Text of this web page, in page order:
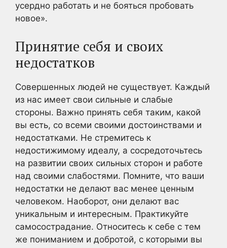
усердно работать и не бояться пробовать
новое».
Принятие себя и своих
недостатков
Совершенных людей не существует. Каждый
из нас имеет свои сильные и слабые
стороны. Важно принять себя таким, какой
вы есть, со всеми своими достоинствами и
недостатками. Не стремитесь к
недостижимому идеалу, а сосредоточьтесь
на развитии своих сильных сторон и работе
над своими слабостями. Помните, что ваши
недостатки не делают вас менее ценным
человеком. Наоборот, они делают вас
уникальным и интересным. Практикуйте
самосострадание. Относитесь к себе с тем
же пониманием и добротой, с которыми вы